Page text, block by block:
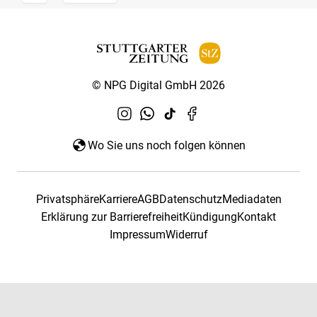
© NPG Digital GmbH 2026
Wo Sie uns noch folgen können
PrivatsphäreKarriereAGBDatenschutzMediadaten
Erklärung zur BarrierefreiheitKündigungKontakt
ImpressumWiderruf